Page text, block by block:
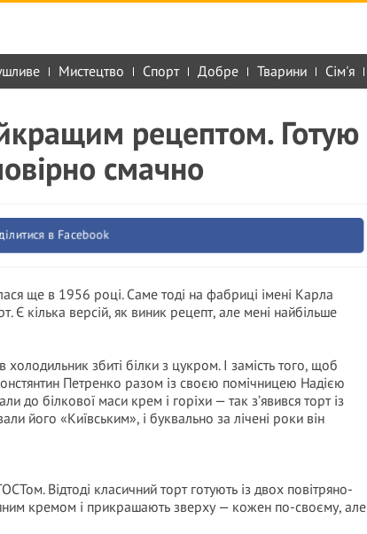
Мистецтво Спорт Добре Тварини Сім'я
рецептом. Готую
смачно
в Facebook
ще в 1956 році. Саме тоді на фабриці імені Карла
кілька версій, як виник рецепт, але мені найбільше
збиті білки з цукром. І замість того, щоб
Петренко разом із своєю помічницею Надією
до білкової маси крем і горіхи — так з’явився торт із
його «Київським», і буквально за лічені роки він
Відтоді класичний торт готують із двох повітряно-
кремом і прикрашають зверху — кожен по-своєму, але